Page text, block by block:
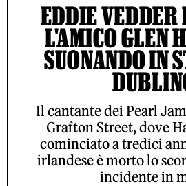
EDDIE VEDDER
L'AMICO GLEN
SUONANDO IN
Il cantante dei Pearl
Grafton Street, dove
cominciato a tredici
irlandese è morto lo
incidente in